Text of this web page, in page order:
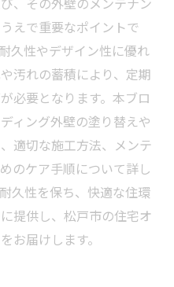
えで重要なポイントで
久性やデザイン性に優れ
汚れの蓄積により、定期
必要となります。本ブロ
ィング外壁の塗り替えや
適切な施工方法、メンテ
のケア手順について詳し
久性を保ち、快適な住環
提供し、松戸市の住宅オ
お届けします。